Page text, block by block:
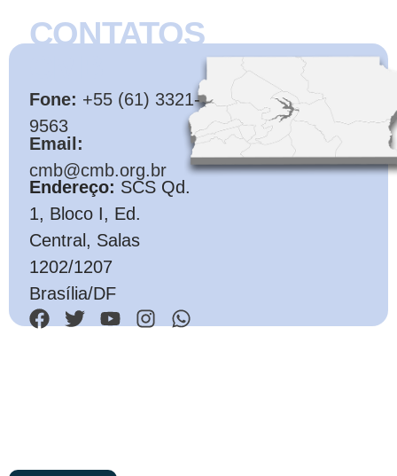
CONTATOS
Fone: +55 (61) 3321-
9563
Email:
cmb@cmb.org.br
Endereço: SCS Qd.
1, Bloco I, Ed.
Central, Salas
1202/1207
Brasília/DF